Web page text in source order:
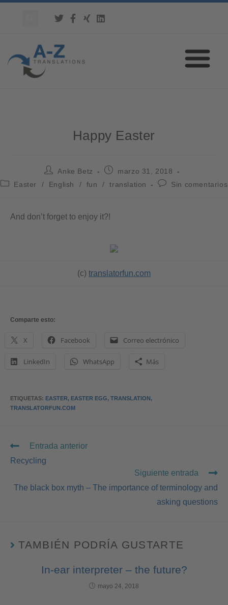
Happy Easter
Anke Betz
marzo 31, 2018
Easter
/ English / fun / translation Sin comentarios
And don’t forget to enjoy it?!
(c) translatorfun.com
Comparte esto:
X Facebook Correo electrónico
LinkedIn WhatsApp Más
ETIQUETAS: EASTER, EASTER EGG, TRANSLATION ,
TRANSLATORFUN.COM
Entrada anterior
Recycling
Siguiente entrada
The black box myth – The importance of terminology and
asking questions
TAMBIÉN PODRÍA GUSTARTE
In-ear interpreter – the future?
mayo 24, 2018